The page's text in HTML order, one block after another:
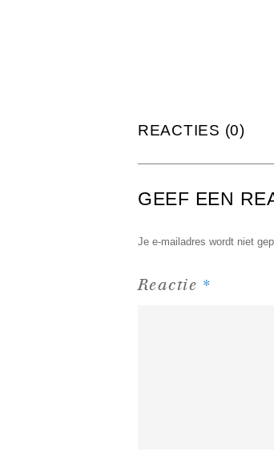
REACTIES (0)
GEEF EEN
Je e-mailadres wordt niet
Reactie *